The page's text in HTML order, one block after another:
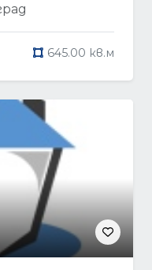
645.00 кв.м